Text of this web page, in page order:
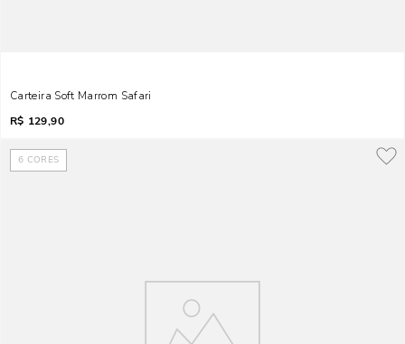
Carteira Soft Marrom Safari
R$ 129,90
6 CORES